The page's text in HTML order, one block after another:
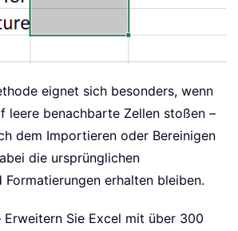
eignet sich besonders, wenn
leere benachbarte Zellen stoßen –
dem Importieren oder Bereinigen
die ursprünglichen
Formatierungen erhalten bleiben.
Erweitern Sie Excel mit über 300